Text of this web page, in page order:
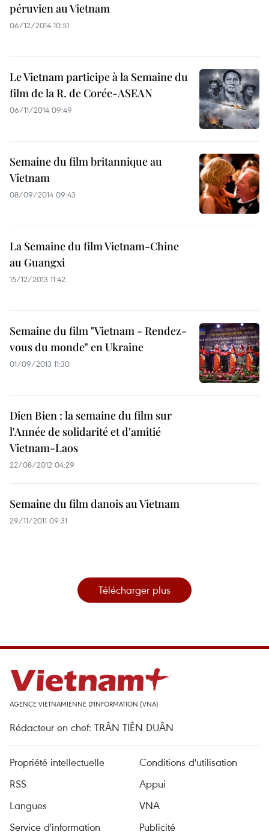
péruvien au Vietnam
06/12/2014 10:51
Le Vietnam participe à la Semaine du
film de la R. de Corée-ASEAN
06/11/2014 09:49
Semaine du film britannique au
Vietnam
08/09/2014 09:43
La Semaine du film Vietnam-Chine
au Guangxi
15/12/2013 11:42
Semaine du film "Vietnam - Rendez-
vous du monde" en Ukraine
01/09/2013 11:30
Dien Bien : la semaine du film sur
l'Année de solidarité et d'amitié
Vietnam-Laos
22/08/2012 04:29
Semaine du film danois au Vietnam
29/11/2011 09:31
Télécharger plus
AGENCE VIETNAMIENNE D'INFORMATION (VNA)
Rédacteur en chef: TRÂN TIÊN DUÂN
Propriété intellectuelle
Conditions d'utilisation
RSS
Appui
Langues
VNA
Service d'information
Publicité